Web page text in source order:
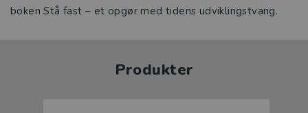
boken Stå fast – et opgør med tidens udviklingstvang.
Produkter